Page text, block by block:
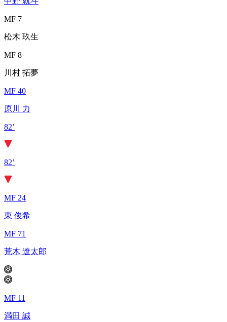
MF 7
松木 玖生
MF 8
川村 拓夢
MF 40
原川 力
82’
82’
MF 24
東 俊希
MF 71
荒木 遼太郎
MF 11
満田 誠